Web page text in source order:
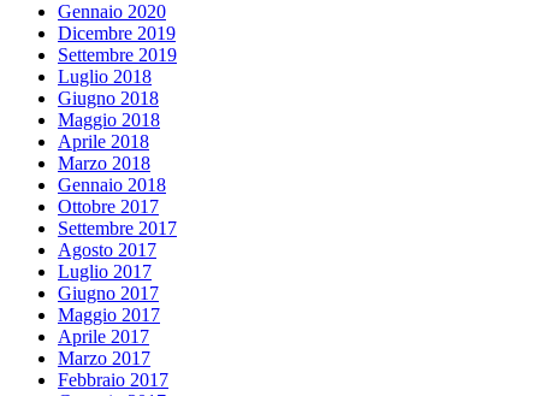
Gennaio 2020
Dicembre 2019
Settembre 2019
Luglio 2018
Giugno 2018
Maggio 2018
Aprile 2018
Marzo 2018
Gennaio 2018
Ottobre 2017
Settembre 2017
Agosto 2017
Luglio 2017
Giugno 2017
Maggio 2017
Aprile 2017
Marzo 2017
Febbraio 2017